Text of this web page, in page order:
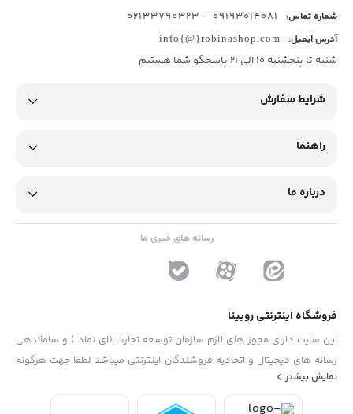
شماره تماس: 09193014081 - 02133790323
آدرس ایمیل: info{@}robinashop.com
شنبه تا پنجشنبه 10 الی 21 پاسخگو شما هستیم
شرایط سفارش
راهنما
درباره ما
رسانه های خبری ما
فروشگاه اینترنتی روبینا
این سایت دارای مجوز های لازم سازمان توسعه تجارت (ای نماد ) و ساماندهی
رسانه های دیجیتال و اتحادیه فروشندگان اینترنتی میباشد لطفا جهت هرگونه
پیشنهاد ، انتفاد و یا شکایات از فرم "تماس با ما" استفاده نمایید . تلفن های
نمایش بیشتر